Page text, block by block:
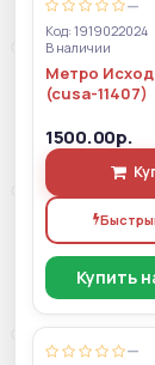
—
Код: 1919022024
В наличии
Метро
(cusa-11407)
1500.00р.
Купить
—